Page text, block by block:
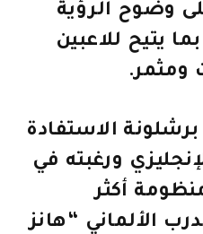
وضوح الرؤية
يتيح للاعبين
ومثمر.
الاستفادة
ورغبته في
أكثر
الألماني “هانز